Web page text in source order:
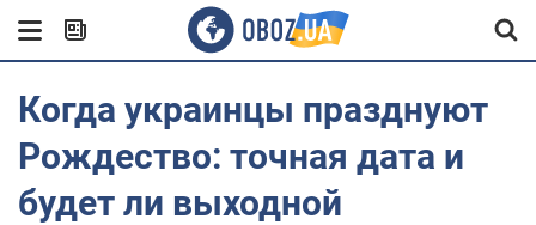
Когда украинцы празднуют
Рождество: точная дата и
будет ли выходной